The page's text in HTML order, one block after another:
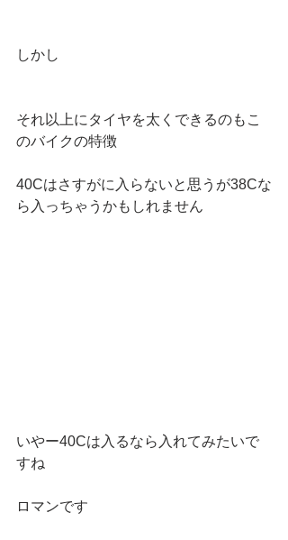
しかし
それ以上にタイヤを太くできるのもこ
のバイクの特徴
40Cはさすがに入らないと思うが38Cな
ら入っちゃうかもしれません
いやー40Cは入るなら入れてみたいで
すね
ロマンです